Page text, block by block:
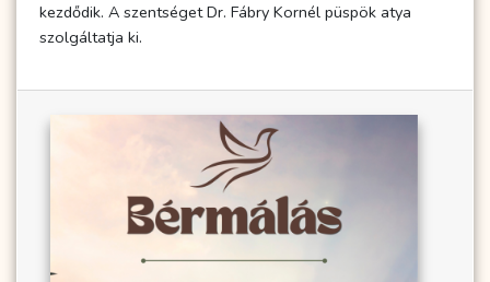
kezdődik. A szentséget Dr. Fábry Kornél püspök atya
szolgáltatja ki.